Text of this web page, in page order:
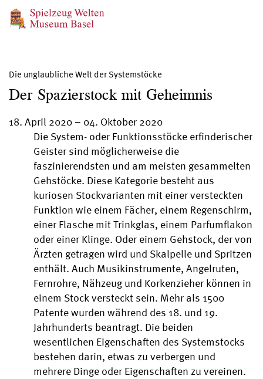
Die unglaubliche Welt der Systemstöcke
Der Spazierstock mit Geheimnis
18. April 2020 – 04. Oktober 2020
Die System- oder Funktionsstöcke erfinderischer
Geister sind möglicherweise die
faszinierendsten und am meisten gesammelten
Gehstöcke. Diese Kategorie besteht aus
kuriosen Stockvarianten mit einer versteckten
Funktion wie einem Fächer, einem Regenschirm,
einer Flasche mit Trinkglas, einem Parfumflakon
oder einer Klinge. Oder einem Gehstock, der von
Ärzten getragen wird und Skalpelle und Spritzen
enthält. Auch Musikinstrumente, Angelruten,
Fernrohre, Nähzeug und Korkenzieher können in
einem Stock versteckt sein. Mehr als 1500
Patente wurden während des 18. und 19.
Jahrhunderts beantragt. Die beiden
wesentlichen Eigenschaften des Systemstocks
bestehen darin, etwas zu verbergen und
mehrere Dinge oder Eigenschaften zu vereinen.